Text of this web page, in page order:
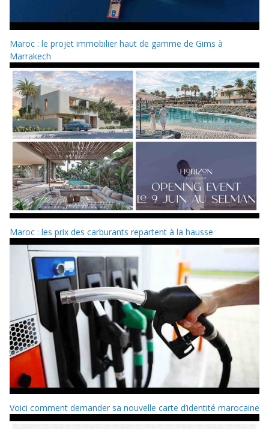
Maroc : le projet immobilier haut de gamme de Gims à
Marrakech
Maroc : les prix des carburants repartent à la hausse
Voici comment demander sa nouvelle carte d’identité marocaine